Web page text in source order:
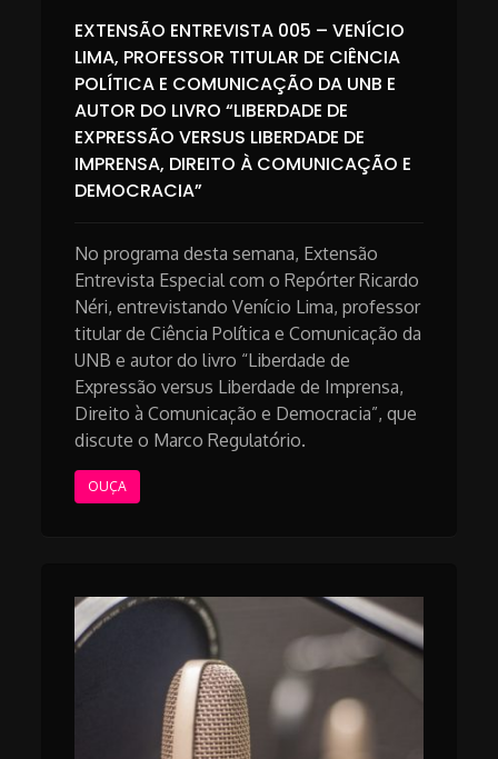
EXTENSÃO ENTREVISTA 005 – VENÍCIO
LIMA, PROFESSOR TITULAR DE CIÊNCIA
POLÍTICA E COMUNICAÇÃO DA UNB E
AUTOR DO LIVRO “LIBERDADE DE
EXPRESSÃO VERSUS LIBERDADE DE
IMPRENSA, DIREITO À COMUNICAÇÃO E
DEMOCRACIA”
No programa desta semana, Extensão
Entrevista Especial com o Repórter Ricardo
Néri, entrevistando Venício Lima, professor
titular de Ciência Política e Comunicação da
UNB e autor do livro “Liberdade de
Expressão versus Liberdade de Imprensa,
Direito à Comunicação e Democracia”, que
discute o Marco Regulatório.
OUÇA